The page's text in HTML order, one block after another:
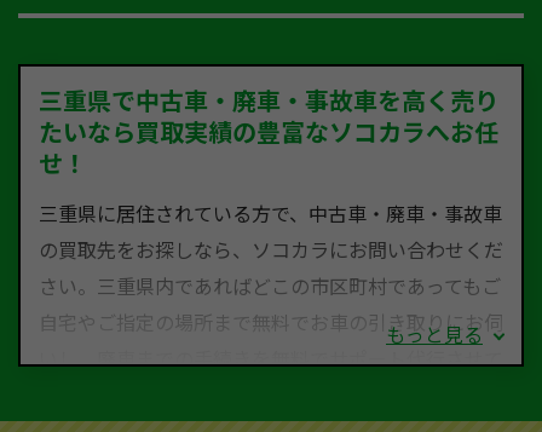
三重県で中古車・廃車・事故車を高く売り
たいなら買取実績の豊富なソコカラへお任
せ！
三重県に居住されている方で、中古車・廃車・事故車
の買取先をお探しなら、ソコカラにお問い合わせくだ
さい。三重県内であればどこの市区町村であってもご
自宅やご指定の場所まで無料でお車の引き取りにお伺
いし、廃車までの手続きを無料でサポート代行させて
もっと見る